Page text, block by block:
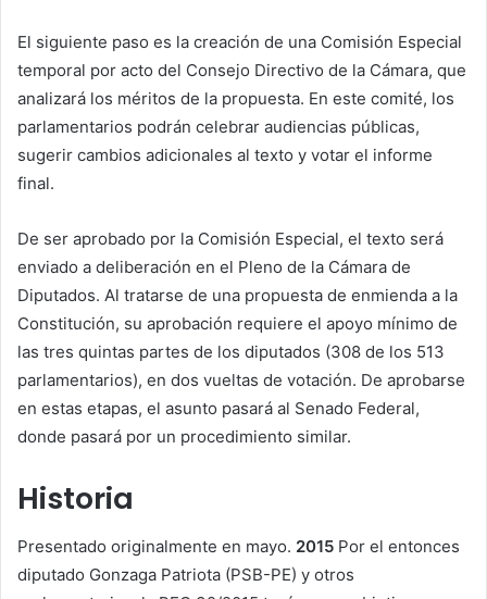
El siguiente paso es la creación de una Comisión Especial
temporal por acto del Consejo Directivo de la Cámara, que
analizará los méritos de la propuesta. En este comité, los
parlamentarios podrán celebrar audiencias públicas,
sugerir cambios adicionales al texto y votar el informe
final.
De ser aprobado por la Comisión Especial, el texto será
enviado a deliberación en el Pleno de la Cámara de
Diputados. Al tratarse de una propuesta de enmienda a la
Constitución, su aprobación requiere el apoyo mínimo de
las tres quintas partes de los diputados (308 de los 513
parlamentarios), en dos vueltas de votación. De aprobarse
en estas etapas, el asunto pasará al Senado Federal,
donde pasará por un procedimiento similar.
Historia
Presentado originalmente en mayo. 2015 Por el entonces
diputado Gonzaga Patriota (PSB-PE) y otros